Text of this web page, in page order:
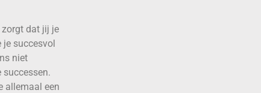
dat jij je
je succesvol
niet
allemaal een